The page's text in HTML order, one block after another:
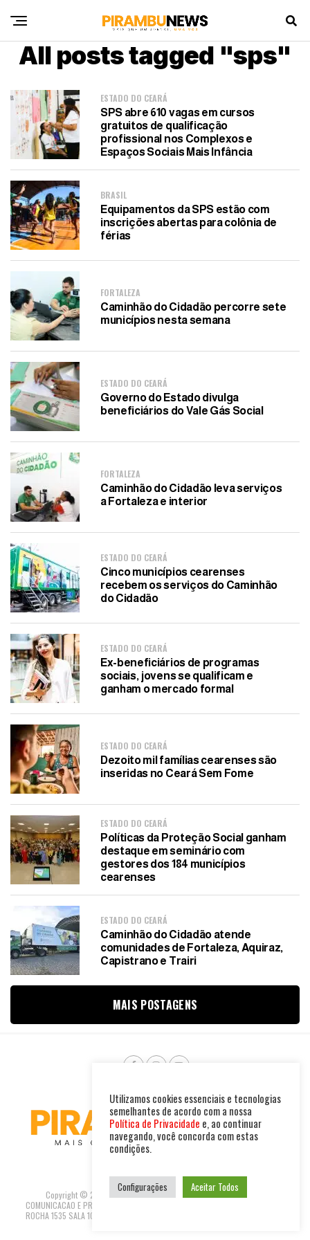
All posts tagged "sps"
ESTADO DO CEARÁ
SPS abre 610 vagas em cursos
gratuitos de qualificação
profissional nos Complexos e
Espaços Sociais Mais Infância
BRASIL
Equipamentos da SPS estão com
inscrições abertas para colônia de
férias
FORTALEZA
Caminhão do Cidadão percorre sete
municípios nesta semana
ESTADO DO CEARÁ
Governo do Estado divulga
beneficiários do Vale Gás Social
FORTALEZA
Caminhão do Cidadão leva serviços
a Fortaleza e interior
ESTADO DO CEARÁ
Cinco municípios cearenses
recebem os serviços do Caminhão
do Cidadão
ESTADO DO CEARÁ
Ex-beneficiários de programas
sociais, jovens se qualificam e
ganham o mercado formal
ESTADO DO CEARÁ
Dezoito mil famílias cearenses são
inseridas no Ceará Sem Fome
ESTADO DO CEARÁ
Políticas da Proteção Social ganham
destaque em seminário com
gestores dos 184 municípios
cearenses
ESTADO DO CEARÁ
Caminhão do Cidadão atende
comunidades de Fortaleza, Aquiraz,
Capistrano e Trairi
MAIS POSTAGENS
Copyright © 2025. Todos os direitos reservados. PIRAMBU NEWS
COMUNICACAO E PRODUTOS LTDA | CNPJ: 47.694.733/0001-37 R GUILHERME
ROCHA 1535 SALA 10 - FORTALEZA-CEARÁ REDACAO@PIRAMBUNEWS.COM.BR
Utilizamos cookies essenciais e tecnologias
semelhantes de acordo com a nossa
Política de Privacidade e, ao continuar
navegando, você concorda com estas
condições.
Configurações Aceitar Todos